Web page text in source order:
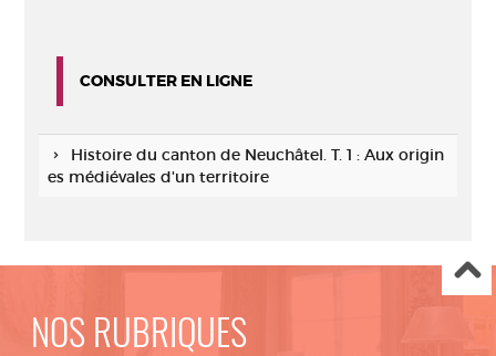
CONSULTER EN LIGNE
Histoire du canton de Neuchâtel. T. 1 : Aux origin
es médiévales d'un territoire
NOS RUBRIQUES